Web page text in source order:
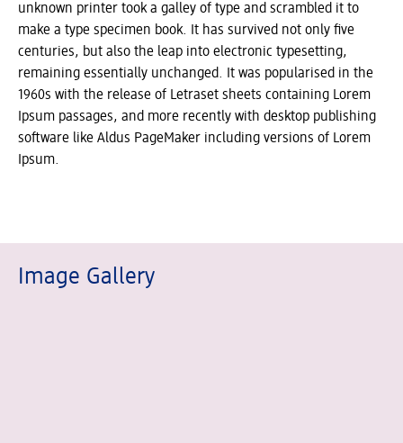
unknown printer took a galley of type and scrambled it to
make a type specimen book. It has survived not only five
centuries, but also the leap into electronic typesetting,
remaining essentially unchanged. It was popularised in the
1960s with the release of Letraset sheets containing Lorem
Ipsum passages, and more recently with desktop publishing
software like Aldus PageMaker including versions of Lorem
Ipsum.
Image Gallery